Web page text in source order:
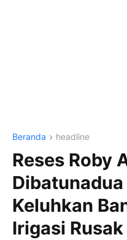
Beranda headline
Reses Roby
Keluhkan
Irigasi Rusak